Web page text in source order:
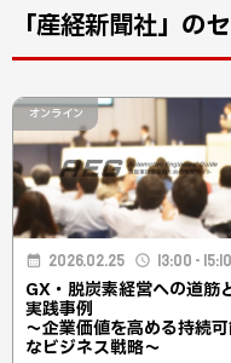
「産経新聞社」の
オンライン
2026.02.25 13:00 - 15:10
GX・脱炭素経営への道筋
実践事例
～企業価値を高める持続
なビジネス戦略～